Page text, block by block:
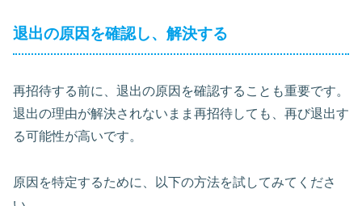
退出の原因を確認し、解決する
再招待する前に、退出の原因を確認することも重要です。
退出の理由が解決されないまま再招待しても、再び退出す
る可能性が高いです。
原因を特定するために、以下の方法を試してみてくださ